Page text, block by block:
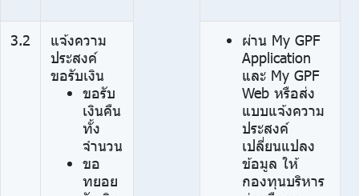
3.2
แจ้งความ
ประสงค์
ขอรับเงิน
ขอรับ
เงินคืน
ทั้ง
จำนวน
ขอ
ทยอย
ผ่าน My GPF
Application
และ My GPF
Web หรือส่ง
แบบแจ้งความ
ประสงค์
เปลี่ยนแปลง
ข้อมูล ให้
กองทุนบริหาร